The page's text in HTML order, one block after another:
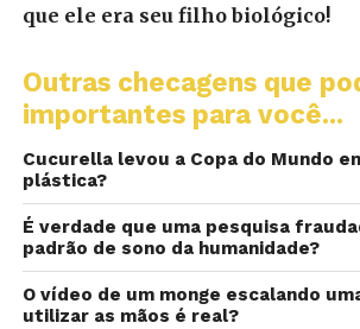
que ele era seu filho biológico!
Outras checagens que
importantes para você...
Cucurella levou a Copa do Mundo
plástica?
É verdade que uma pesquisa
padrão de sono da humanidade?
O vídeo de um monge escalando
utilizar as mãos é real?